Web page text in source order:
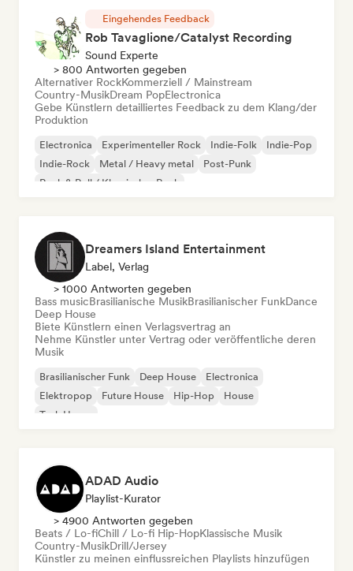
Eingehendes Feedback
Rob Tavaglione/Catalyst Recording
Sound Experte
> 800 Antworten gegeben
Alternativer RockKommerziell / Mainstream
Country-MusikDream PopElectronica
Gebe Künstlern detailliertes Feedback zu dem Klang/der
Produktion
Electronica Experimenteller Rock Indie-Folk
Indie-Pop
Indie-Rock
Metal / Heavy metal
Post-Punk
Rock & Roll / Klassischer Rock
Dreamers Island Entertainment
Label, Verlag
> 1000 Antworten gegeben
Bass musicBrasilianische MusikBrasilianischer FunkDance
Deep House
Biete Künstlern einen Verlagsvertrag an
Nehme Künstler unter Vertrag oder veröffentliche deren
Musik
Brasilianischer Funk Deep House
Electronica
Elektropop
Future House Hip-Hop
House
Tech House
ADAD Audio
Playlist-Kurator
> 4900 Antworten gegeben
Beats / Lo-fiChill / Lo-fi Hip-HopKlassische Musik
Country-MusikDrill/Jersey
Künstler zu meinen einflussreichen Playlists hinzufügen